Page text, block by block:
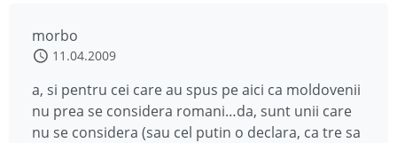
morbo
11.04.2009
a, si pentru cei care au spus pe aici ca moldovenii
nu prea se considera romani…da, sunt unii care
nu se considera (sau cel putin o declara, ca tre sa